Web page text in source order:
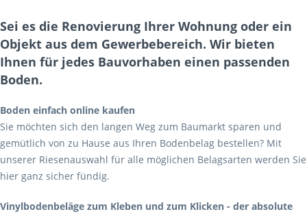
Sei es die Renovierung Ihrer Wohnung oder ein
Objekt aus dem Gewerbebereich. Wir bieten
Ihnen für jedes Bauvorhaben einen passenden
Boden.
Boden einfach online kaufen
Sie möchten sich den langen Weg zum Baumarkt sparen und
gemütlich von zu Hause aus Ihren Bodenbelag bestellen? Mit
unserer Riesenauswahl für alle möglichen Belagsarten werden Sie
hier ganz sicher fündig.
Vinylbodenbeläge zum Kleben und zum Klicken - der absolute